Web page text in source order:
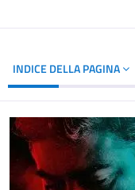
INDICE DELLA PAGINA